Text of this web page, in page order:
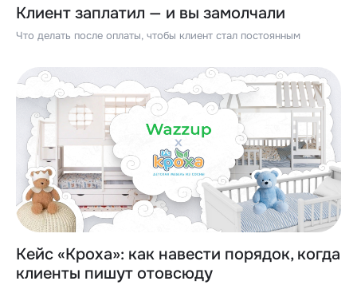
Клиент заплатил — и вы замолчали
Что делать после оплаты, чтобы клиент стал постоянным
Кейс «Кроха»: как навести порядок, когда
клиенты пишут отовсюду